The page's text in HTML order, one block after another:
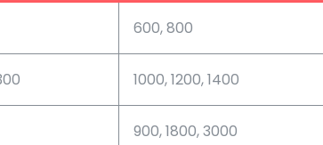
600, 800
1000, 1200, 1400
900, 1800, 3000